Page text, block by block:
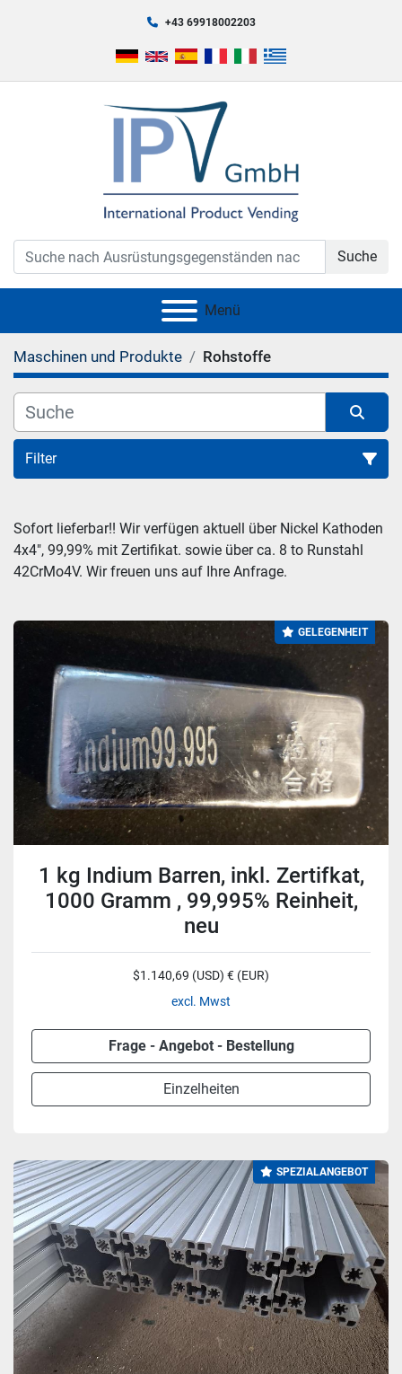
+43 69918002203
Suche
Menü
Maschinen und Produkte Rohstoffe
Filter
Sortieren nach
Sofort lieferbar!! Wir verfügen aktuell über Nickel Kathoden
4x4", 99,99% mit Zertifikat. sowie über ca. 8 to Runstahl
42CrMo4V. Wir freuen uns auf Ihre Anfrage.
GELEGENHEIT
1 kg Indium Barren, inkl. Zertifkat,
1000 Gramm , 99,995% Reinheit,
neu
$1.140,69 (USD) € (EUR)
excl. Mwst
Frage - Angebot - Bestellung
Einzelheiten
SPEZIALANGEBOT